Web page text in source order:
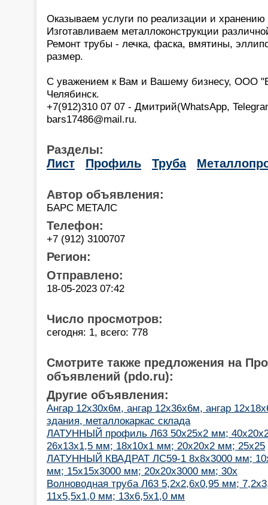
Оказываем услуги по реализации и
Изготавливаем металлоконструкции
Ремонт трубы - лечка, фаска, вмятины,
размер.
С уважением к Вам и Вашему бизнесу, ООО
Челябинск.
+7(912)310 07 07 - Дмитрий(WhatsApp,
bars17486@mail.ru.
Разделы:
Лист
Профиль Труба
Автор объявления:
БАРС МЕТАЛС
Телефон:
+7 (912) 3100707
Регион:
Отправлено:
18-05-2023 07:42
Число просмотров:
сегодня: 1, всего: 778
Смотрите также предложения на
объявлений (pdo.ru):
Другие объявления:
Ангар 12х30х6м, ангар 12х36х6м, ангар
здания, металлокаркас склада
ЛАТУННЫЙ профиль Л63 50х25х2 мм;
26х13х1,5 мм; 18х10х1 мм; 20х20х2 мм; 25х25
ЛАТУННЫЙ КВАДРАТ ЛС59-1 8х8х3000 мм;
мм; 15х15х3000 мм; 20х20х3000 мм; 30х
Волноводная труба Л63 5,2х2,6х0,95 мм;
11х5,5х1,0 мм; 13х6,5х1,0 мм